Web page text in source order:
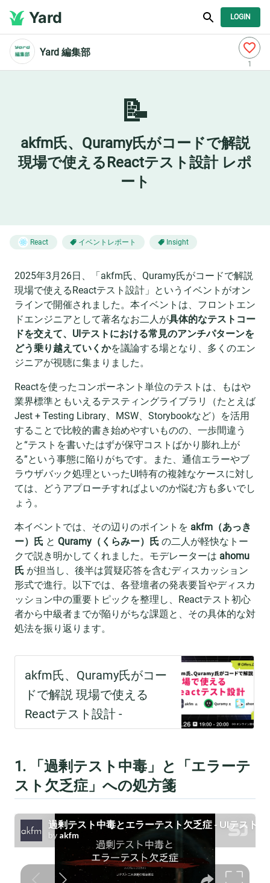
Yard LOGIN
Yard 編集部
1
📝
akfm氏、Quramy氏がコードで解説
現場で使えるReactテスト設計 レポ
ート
React イベントレポート Insight
2025年3月26日、「akfm氏、Quramy氏がコードで解説
現場で使えるReactテスト設計」というイベントがオン
ラインで開催されました。本イベントは、フロントエン
ドエンジニアとして著名なお二人が具体的なテストコー
ドを交えて、UIテストにおける常見のアンチパターンを
どう乗り越えていくかを議論する場となり、多くのエン
ジニアが視聴に集まりました。
Reactを使ったコンポーネント単位のテストは、もはや
業界標準ともいえるテスティングライブラリ（たとえば
Jest + Testing Library、MSW、Storybookなど）を活用
することで比較的書き始めやすいものの、一歩間違う
と“テストを書いたはずが保守コストばかり膨れ上が
る”という事態に陥りがちです。また、通信エラーやブ
ラウザバック処理といったUI特有の複雑なケースに対し
ては、どうアプローチすればよいのか悩む方も多いでし
ょう。
本イベントでは、その辺りのポイントを akfm（あっき
ー）氏 と Quramy（くらみー）氏 の二人が軽快なトー
クで説き明かしてくれました。モデレーターは ahomu
氏 が担当し、後半は質疑応答を含むディスカッション
形式で進行。以下では、各登壇者の発表要旨やディスカ
ッション中の重要トピックを整理し、Reactテスト初心
者から中級者までが陥りがちな課題と、その具体的な対
処法を振り返ります。
1. 「過剰テスト中毒」と「エラーテ
スト欠乏症」への処方箋